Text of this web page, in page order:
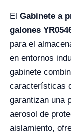
El Gabinete a
galones
para el
en entornos
gabinete
características
garantizan una
aerosol de
aislamiento,